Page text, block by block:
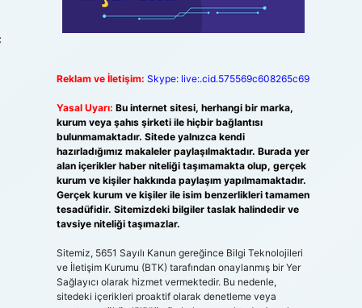
Reklam ve İletişim: Skype: live:.cid.575569c608265c69
Yasal Uyarı: Bu internet sitesi, herhangi bir marka,
kurum veya şahıs şirketi ile hiçbir bağlantısı
bulunmamaktadır. Sitede yalnızca kendi
hazırladığımız makaleler paylaşılmaktadır. Burada yer
alan içerikler haber niteliği taşımamakta olup, gerçek
kurum ve kişiler hakkında paylaşım yapılmamaktadır.
Gerçek kurum ve kişiler ile isim benzerlikleri tamamen
tesadüfidir. Sitemizdeki bilgiler taslak halindedir ve
tavsiye niteliği taşımazlar.
Sitemiz, 5651 Sayılı Kanun gereğince Bilgi Teknolojileri
ve İletişim Kurumu (BTK) tarafından onaylanmış bir Yer
Sağlayıcı olarak hizmet vermektedir. Bu nedenle,
sitedeki içerikleri proaktif olarak denetleme veya